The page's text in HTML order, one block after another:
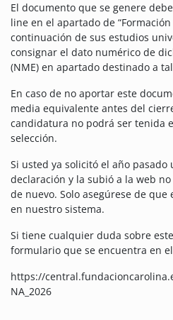
El documento que se genere
line en el apartado de
continuación de sus estudios
consignar el dato numérico de
(NME) en apartado destinado a
En caso de no aportar este
media equivalente antes del
candidatura no podrá ser tenida
selección.
Si usted ya solicitó el año pasado
declaración y la subió a la web
de nuevo. Solo asegúrese de
en nuestro sistema.
Si tiene cualquier duda sobre
formulario que se encuentra en
https://
NA_2026